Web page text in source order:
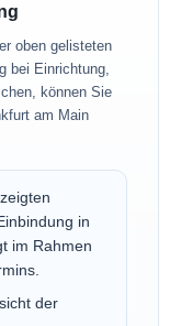
oben gelisteten
bei Einrichtung,
können Sie
am Main
in
im Rahmen
der